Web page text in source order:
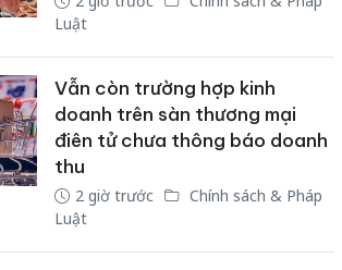
Luật
Vẫn còn trường hợp kinh
doanh trên sàn thương mại
điên tử chưa thông báo doanh
thu
2 giờ trước
Chính sách & Pháp
Luật